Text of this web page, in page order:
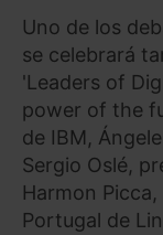
Uno de los
se celebrará
'Leaders of
power of the
de IBM,
Sergio Oslé,
Harmon
Portugal de